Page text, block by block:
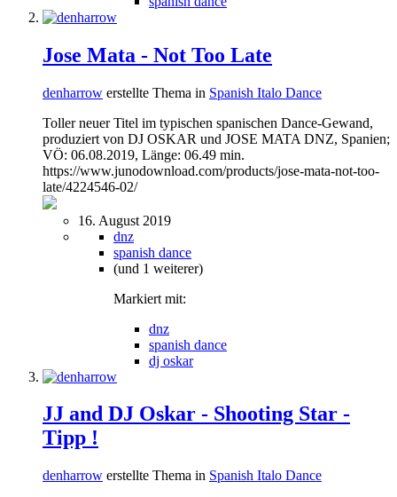
Jose Mata - Not Too Late
denharrow erstellte Thema in Spanish Italo Dance
Toller neuer Titel im typischen spanischen Dance-Gewand,
produziert von DJ OSKAR und JOSE MATA DNZ, Spanien;
VÖ: 06.08.2019, Länge: 06.49 min.
https://www.junodownload.com/products/jose-mata-not-too-
late/4224546-02/
16. August 2019
dnz
spanish dance
(und 1 weiterer)
Markiert mit:
dnz
spanish dance
dj oskar
JJ and DJ Oskar - Shooting Star -
Tipp !
denharrow erstellte Thema in Spanish Italo Dance